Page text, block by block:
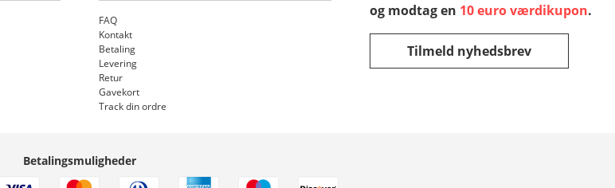
FAQ
Kontakt
Betaling
Levering
Retur
Gavekort
Track din ordre
og modtag en 10 euro værdikupon.
Tilmeld nyhedsbrev
Betalingsmuligheder